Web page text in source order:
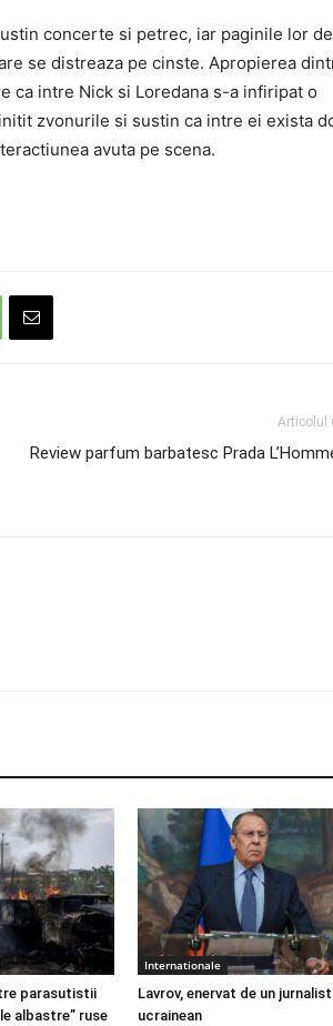
concerte si petrec, iar paginile lor de
se distreaza pe cinste. Apropierea
ca intre Nick si Loredana s-a infiripat o
zvonurile si sustin ca intre ei exista
avuta pe scena.
Articolul
Review parfum barbatesc Prada
parasutistii
albastre” ruse
Internationale
Lavrov, enervat de un jurnalist
ucrainean